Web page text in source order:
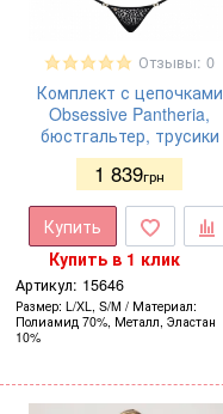
Отзывы: 0
Комплект с цепочками
Obsessive Pantheria,
бюстгальтер, трусики
1 839грн
Купить
Купить в 1 клик
Артикул: 15646
Размер L/XL, S/M
Материал
Полиамид 70%, Металл, Эластан
10%